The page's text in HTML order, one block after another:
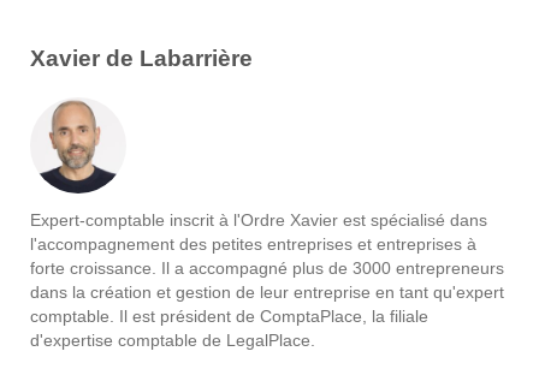
Xavier de Labarrière
Expert-comptable inscrit à l'Ordre Xavier est spécialisé dans
l'accompagnement des petites entreprises et entreprises à
forte croissance. Il a accompagné plus de 3000 entrepreneurs
dans la création et gestion de leur entreprise en tant qu'expert
comptable. Il est président de ComptaPlace, la filiale
d'expertise comptable de LegalPlace.